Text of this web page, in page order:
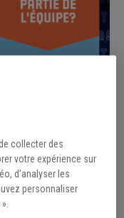
collecter des
votre expérience sur
d’analyser les
personnaliser